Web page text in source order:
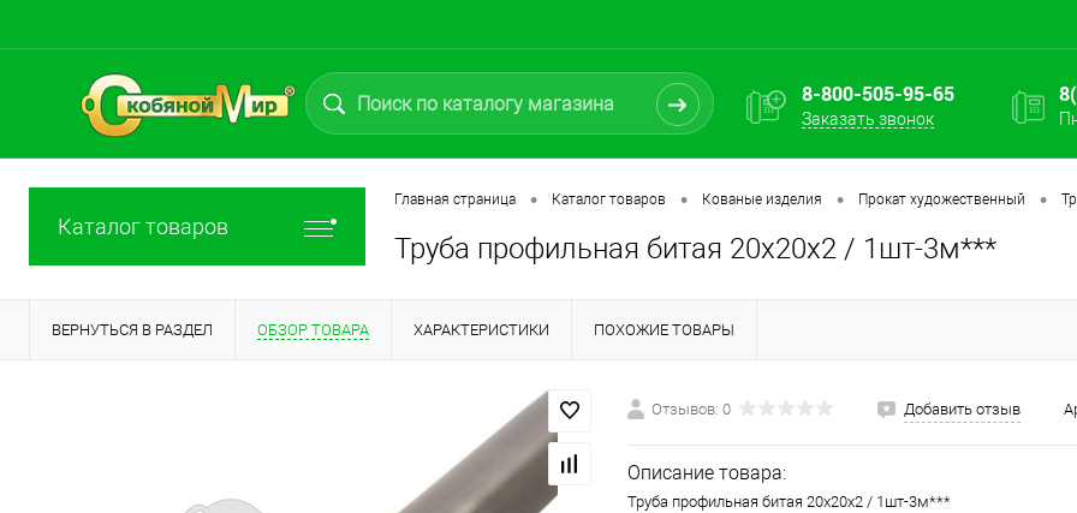
8-800-505-95-65
Заказать звонок
Каталог товаров
Главная страница • Каталог товаров • Кованые изделия • Прокат художественный •
Труба профильная битая 20х20х2 / 1шт-3м***
ВЕРНУТЬСЯ В РАЗДЕЛ ОБЗОР ТОВАРА ХАРАКТЕРИСТИКИ ПОХОЖИЕ ТОВАРЫ
Отзывов: 0 Добавить отзыв
Описание товара:
Труба профильная битая 20х20х2 / 1шт-3м***